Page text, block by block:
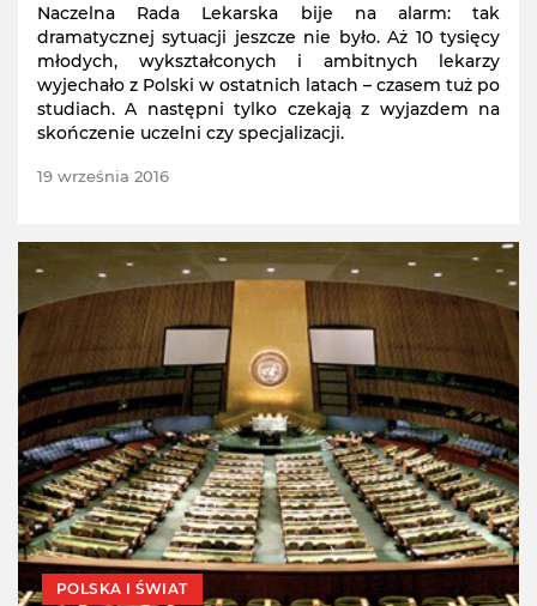
Naczelna Rada Lekarska bije na alarm: tak
dramatycznej sytuacji jeszcze nie było. Aż 10 tysięcy
młodych, wykształconych i ambitnych lekarzy
wyjechało z Polski w ostatnich latach – czasem tuż po
studiach. A następni tylko czekają z wyjazdem na
skończenie uczelni czy specjalizacji.
19 września 2016
POLSKA I ŚWIAT